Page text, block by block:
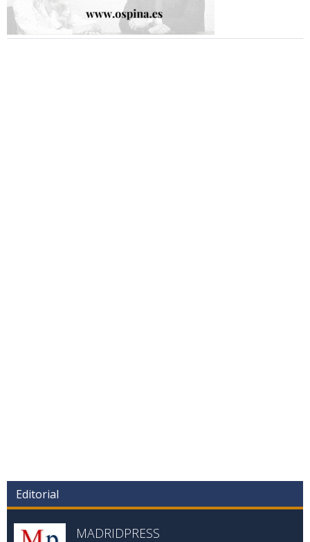
Editorial
MADRIDPRESS